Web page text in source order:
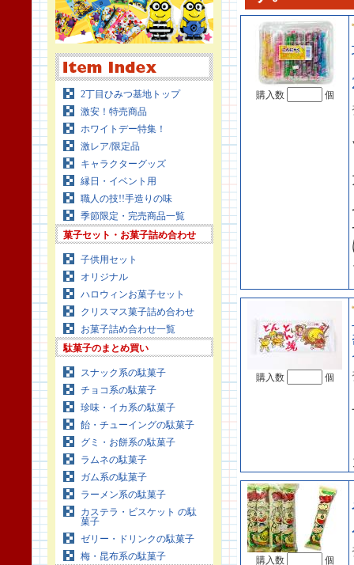
2丁目ひみつ基地トップ
激安！特売商品
ホワイトデー特集！
激レア/限定品
キャラクターグッズ
縁日・イベント用
職人の技!!手造りの味
季節限定・完売商品一覧
菓子セット・お菓子詰め合わせ
子供用セット
オリジナル
ハロウィンお菓子セット
クリスマス菓子詰め合わせ
お菓子詰め合わせ一覧
駄菓子のまとめ買い
スナック系の駄菓子
チョコ系の駄菓子
珍味・イカ系の駄菓子
飴・チューイングの駄菓子
グミ・お餅系の駄菓子
ラムネの駄菓子
ガム系の駄菓子
ラーメン系の駄菓子
カステラ・ビスケット の駄
菓子
ゼリー・ドリンクの駄菓子
梅・昆布系の駄菓子
購入数 個
購入数 個
購入数 個